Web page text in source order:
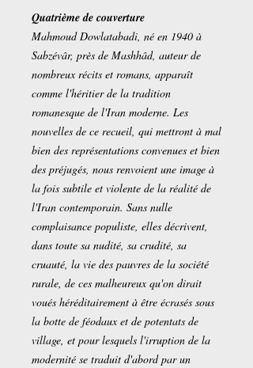
Quatrième de couverture
Mahmoud Dowlatabadi, né en 1940 à
Sabzévâr, près de Mashhâd, auteur de
nombreux récits et romans, apparaît
comme l'héritier de la tradition
romanesque de l'Iran moderne. Les
nouvelles de ce recueil, qui mettront à mal
bien des représentations convenues et bien
des préjugés, nous renvoient une image à
la fois subtile et violente de la réalité de
l'Iran contemporain. Sans nulle
complaisance populiste, elles décrivent,
dans toute sa nudité, sa crudité, sa
cruauté, la vie des pauvres de la société
rurale, de ces malheureux qu'on dirait
voués héréditairement à être écrasés sous
la botte de féodaux et de potentats de
village, et pour lesquels l'irruption de la
modernité se traduit d'abord par un